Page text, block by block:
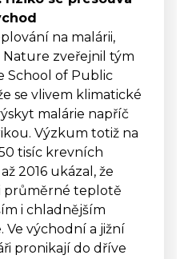
na malárii,
Nature zveřejnil tým
School of Public
se vlivem klimatické
malárie napříč
Výzkum totiž na
tisíc krevních
2016 ukázal, že
průměrné teplotě
i chladnějším
východní a jižní
pronikají do dříve